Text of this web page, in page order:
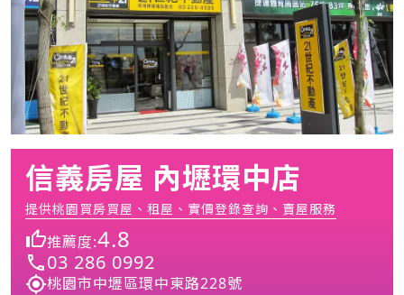
信義房屋 內壢環中店
提供桃園買房買屋、租屋、實價登錄查詢、賣屋服務
推薦度:4.8
03 286 0992
桃園市中壢區環中東路228號